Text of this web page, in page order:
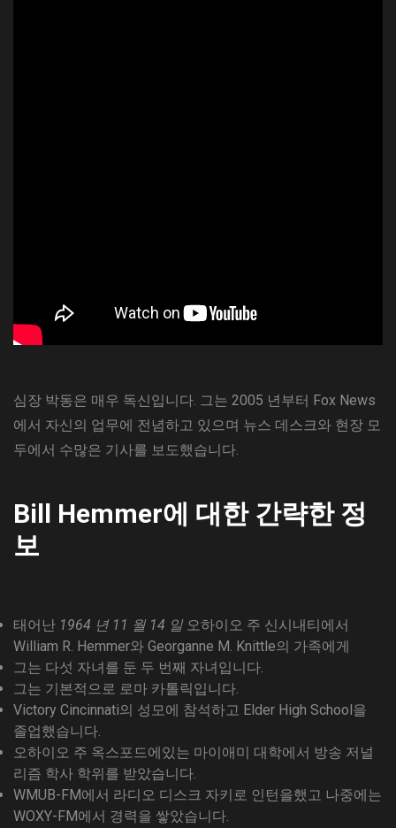
심장 박동은 매우 독신입니다. 그는 2005 년부터 Fox News
에서 자신의 업무에 전념하고 있으며 뉴스 데스크와 현장 모
두에서 수많은 기사를 보도했습니다.
Bill Hemmer에 대한 간략한 정
보
태어난 1964 년 11 월 14 일오하이오 주 신시내티에서
William R. Hemmer와 Georganne M. Knittle의 가족에게
그는 다섯 자녀를 둔 두 번째 자녀입니다.
그는 기본적으로 로마 카톨릭입니다.
Victory Cincinnati의 성모에 참석하고 Elder High School을
졸업했습니다.
오하이오 주 옥스포드에있는 마이애미 대학에서 방송 저널
리즘 학사 학위를 받았습니다.
WMUB-FM에서 라디오 디스크 자키로 인턴을했고 나중에는
WOXY-FM에서 경력을 쌓았습니다.